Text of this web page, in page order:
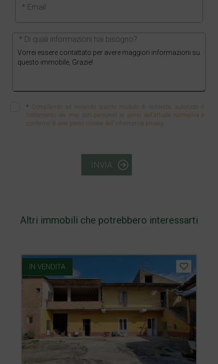
* Email
* Di quali informazioni hai bisogno?
* Compilando ed inviando questo modulo di richiesta, autorizzo il
trattamento dei miei dati personali ai sensi dell'attuale normativa e
confermo di aver preso visione dell'informativa privacy.
INVIA
Altri immobili che potrebbero interessarti
IN VENDITA